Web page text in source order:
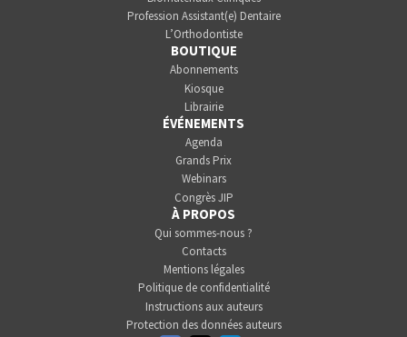
Profession Assistant(e) Dentaire
L’Orthodontiste
BOUTIQUE
Abonnements
Kiosque
Librairie
ÉVÉNEMENTS
Agenda
Grands Prix
Webinars
Congrès JIP
À PROPOS
Qui sommes-nous ?
Contacts
Mentions légales
Politique de confidentialité
Instructions aux auteurs
Protection des données auteurs